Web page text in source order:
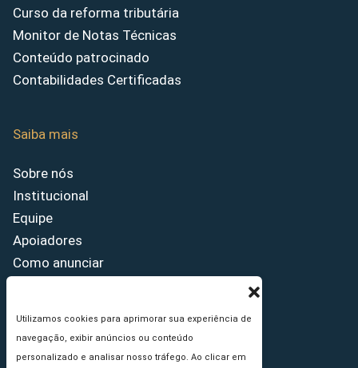
Utilizamos cookies para aprimorar sua experiência de
navegação, exibir anúncios ou conteúdo
personalizado e analisar nosso tráfego. Ao clicar em
Curso da reforma tributária
Monitor de Notas Técnicas
Conteúdo patrocinado
Contabilidades Certificadas
Saiba mais
Sobre nós
Institucional
Equipe
Apoiadores
Como anunciar
Princípios Editoriais